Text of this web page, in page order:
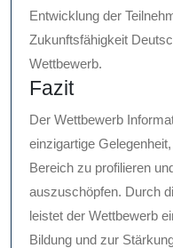
Entwicklung der
Zukunftsfähigkeit
Wettbewerb.
Fazit
Der Wettbewerb
einzigartige
Bereich zu profilieren
auszuschöpfen. Durch
leistet der Wettbewerb
Bildung und zur